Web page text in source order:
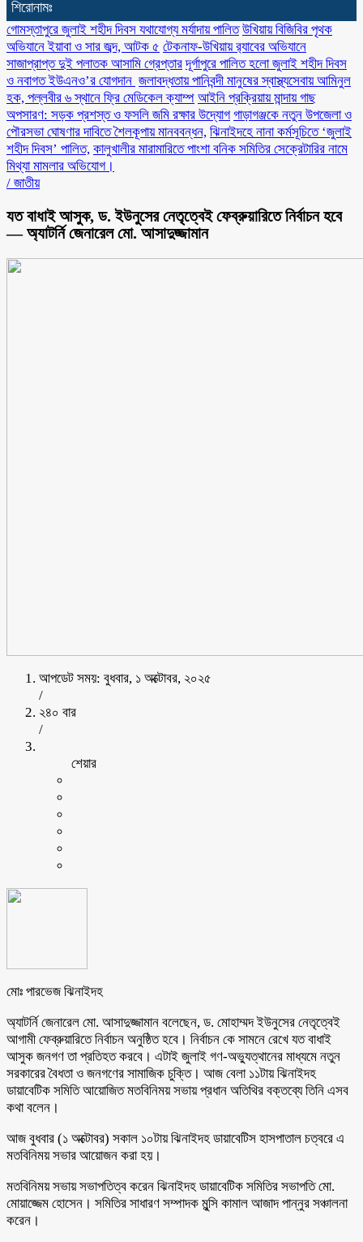
শিরোনামঃ
গোমস্তাপুরে জুলাই শহীদ দিবস যথাযোগ্য মর্যাদায় পালিত উখিয়ায় বিজিবির পৃথক
অভিযানে ইয়াবা ও সার জব্দ, আটক ৫ টেকনাফ-উখিয়ায় র‌্যাবের অভিযানে
সাজাপ্রাপ্ত দুই পলাতক আসামি গ্রেপ্তার ‎দূর্গাপুরে পালিত হলো জুলাই শহীদ দিবস
ও নবাগত ইউএনও’র যোগদান ‎ জলাবদ্ধতায় পানিবন্দী মানুষের স্বাস্থ্যসেবায় আমিনুল
হক, পল্লবীর ৬ স্থানে ফ্রি মেডিকেল ক্যাম্প আইনি প্রক্রিয়ায় মান্দায় গাছ
অপসারণ: সড়ক প্রশস্ত ও ফসলি জমি রক্ষার উদ্যোগ গাড়াগঞ্জকে নতুন উপজেলা ও
পৌরসভা ঘোষণার দাবিতে শৈলকূপায় মানববন্ধন, ঝিনাইদহে নানা কর্মসূচিতে ‘জুলাই
শহীদ দিবস’ পালিত, কালুখালীর মারামারিতে পাংশা বনিক সমিতির সেক্রেটারির নামে
মিথ্যা মামলার অভিযোগ।
/ জাতীয়
যত বাধাই আসুক, ড. ইউনুসের নেতৃত্বেই ফেব্রুয়ারিতে নির্বাচন হবে
— অ্যাটর্নি জেনারেল মো. আসাদুজ্জামান
আপডেট সময়: বুধবার, ১ অক্টোবর, ২০২৫
/
২৪০ বার
/
শেয়ার
মোঃ পারভেজ ঝিনাইদহ
অ্যাটর্নি জেনারেল মো. আসাদুজ্জামান বলেছেন, ড. মোহাম্মদ ইউনুসের নেতৃত্বেই
আগামী ফেব্রুয়ারিতে নির্বাচন অনুষ্ঠিত হবে। নির্বাচন কে সামনে রেখে যত বাধাই
আসুক জনগণ তা প্রতিহত করবে। এটাই জুলাই গণ-অভ্যুত্থানের মাধ্যমে নতুন
সরকারের বৈধতা ও জনগণের সামাজিক চুক্তি। আজ বেলা ১১টায় ঝিনাইদহ
ডায়াবেটিক সমিতি আয়োজিত মতবিনিময় সভায় প্রধান অতিথির বক্তব্যে তিনি এসব
কথা বলেন।
আজ বুধবার (১ অক্টোবর) সকাল ১০টায় ঝিনাইদহ ডায়াবেটিস হাসপাতাল চত্বরে এ
মতবিনিময় সভার আয়োজন করা হয়।
মতবিনিময় সভায় সভাপতিত্ব করেন ঝিনাইদহ ডায়াবেটিক সমিতির সভাপতি মো.
মোয়াজ্জেম হোসেন। সমিতির সাধারণ সম্পাদক মুন্সি কামাল আজাদ পান্নুর সঞ্চালনা
করেন।